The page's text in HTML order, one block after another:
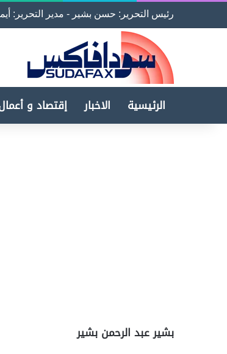
رئيس التحرير: حسن بشير - مدير التحرير:
الرئيسية الاخبار إقتصاد و
بشير عبد الرحمن بشير